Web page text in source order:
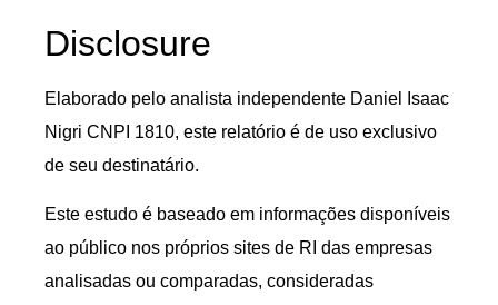
Disclosure
Elaborado pelo analista independente Daniel Isaac
Nigri CNPI 1810, este relatório é de uso exclusivo
de seu destinatário.
Este estudo é baseado em informações disponíveis
ao público nos próprios sites de RI das empresas
analisadas ou comparadas, consideradas